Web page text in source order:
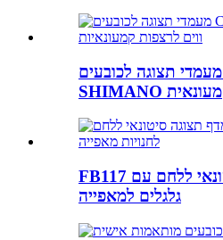
מעמדי תצוגה לכובעים CL202
FB117 מדף תצוגה סיטונאי ללחם עם
גלגלים למאפייה